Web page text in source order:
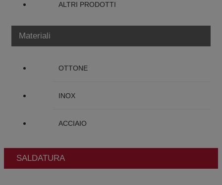
ALTRI PRODOTTI
Materiali
OTTONE
INOX
ACCIAIO
SALDATURA